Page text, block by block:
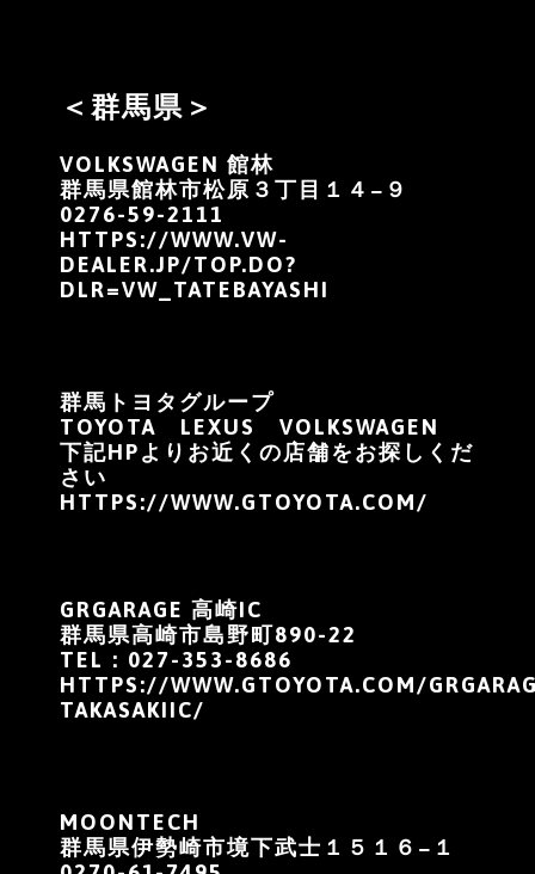
＜群馬県＞
VOLKSWAGEN 館林
群馬県館林市松原３丁目１４−９
0276-59-2111
HTTPS://WWW.VW-
DEALER.JP/TOP.DO?
DLR=VW_TATEBAYASHI
群馬トヨタグループ
TOYOTA LEXUS VOLKSWAGEN
下記HPよりお近くの店舗をお探しくだ
さい
HTTPS://WWW.GTOYOTA.COM/
GRGARAGE 高崎IC
群馬県高崎市島野町890-22
TEL：027-353-8686
HTTPS://WWW.GTOYOTA.COM/
TAKASAKIIC/
MOONTECH
群馬県伊勢崎市境下武士１５１６−１